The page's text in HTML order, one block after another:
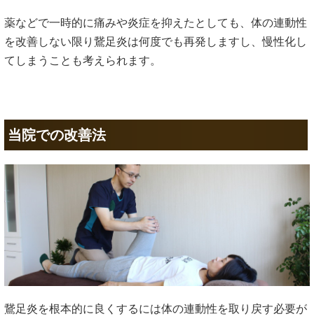
薬などで一時的に痛みや炎症を抑えたとしても、体の連動性
を改善しない限り鵞足炎は何度でも再発しますし、慢性化し
てしまうことも考えられます。
当院での改善法
鵞足炎を根本的に良くするには体の連動性を取り戻す必要が